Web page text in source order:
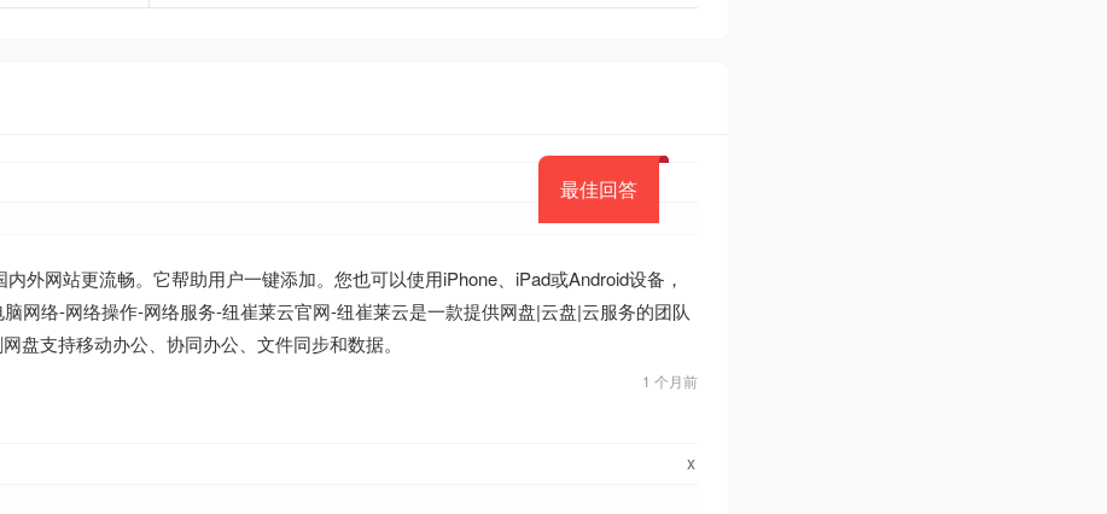
最佳回答
外网站更流畅。它帮助用户一键添加。您也可以使用iPhone、iPad或Android设备，
网络-网络操作-网络服务-纽崔莱云官网-纽崔莱云是一款提供网盘|云盘|云服务的团队
盘支持移动办公、协同办公、文件同步和数据。
1 个月前
x